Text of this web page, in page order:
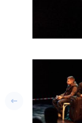
Попередній слайд